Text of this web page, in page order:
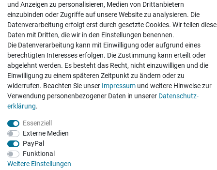
Hatte etwas bestellt was fehlerhaft versendet
wurde. Mein Anliegen habe ich mitgeteilt und sofort
Er...
Datum der Veröffentlichung: 17.07.2026
Datum der Kauferfahrung: 10.07.2026
und Anzeigen zu personalisieren, Medien von Drittanbietern
einzubinden oder Zugriffe auf unsere Website zu analysieren. Die
Datenverarbeitung erfolgt erst durch gesetzte Cookies. Wir teilen diese
Daten mit Dritten, die wir in den Einstellungen benennen.
Die Datenverarbeitung kann mit Einwilligung oder aufgrund eines
berechtigten Interesses erfolgen. Die Zustimmung kann erteilt oder
abgelehnt werden. Es besteht das Recht, nicht einzuwilligen und die
Einwilligung zu einem späteren Zeitpunkt zu ändern oder zu
widerrufen. Beachten Sie unser Impressum und weitere Hinweise zur
Verwendung personenbezogener Daten in unserer Daten­schutz­
erklärung.
Essenziell
Externe Medien
PayPal
Funktional
Weitere Einstellungen